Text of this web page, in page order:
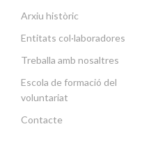
Arxiu històric
Entitats col·laboradores
Treballa amb nosaltres
Escola de formació del
voluntariat
Contacte